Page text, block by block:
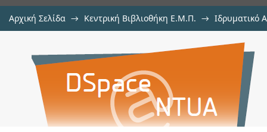
Αρχική Σελίδα → Κεντρική Βιβλιοθήκη Ε.Μ.Π. → Ιδρυματικό
Εστία για φοιτητές
υλοποίησης & ανάδειξης του